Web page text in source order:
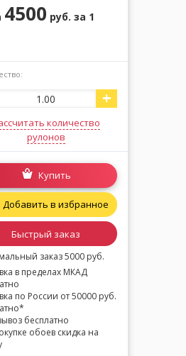
4500 руб. за 1
+
количество
рулонов
Купить
Добавить в избранное
Быстрый заказ
заказ 5000 руб.
в пределах МКАД
по России от 50000 руб.
бесплатно
обоев скидка на